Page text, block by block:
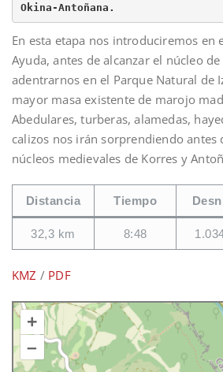
Okina-Antoñana.
En esta etapa nos introduciremos en
Ayuda, antes de alcanzar el núcleo
adentrarnos en el Parque Natural de
mayor masa existente de marojo
Abedulares, turberas, alamedas,
calizos nos irán sorprendiendo antes
núcleos medievales de Korres y
Distancia Tiempo
32,3 km 8:48
KMZ / PDF
+
–